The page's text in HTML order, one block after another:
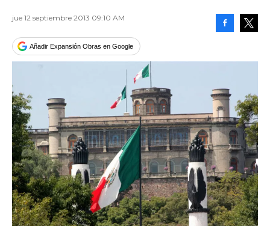
jue 12 septiembre 2013 09:10 AM
Añadir Expansión Obras en Google